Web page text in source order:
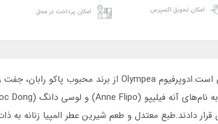
امکان تحویل اکسپرس امکان پرداخت در محل
دادند.طبع معتدل و طعم شیرین عطر المپیا زنانه به